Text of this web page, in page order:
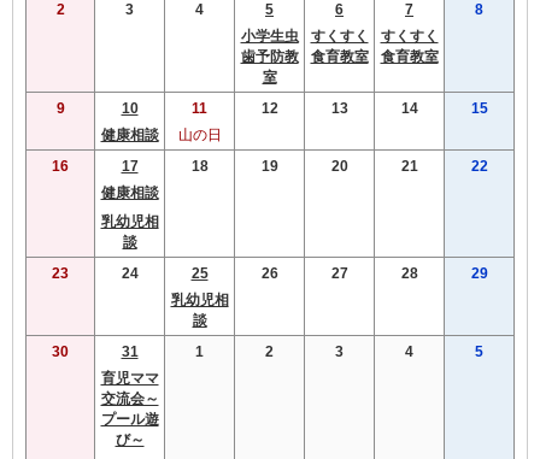
2 3 4
5
小学生虫
歯予防教
室
6
すくすく
食育教室
7
すくすく
食育教室
8
9
10
健康相談
11
山の日
12 13 14 15
16
17
健康相談
乳幼児相
談
18 19 20 21 22
23 24
25
乳幼児相
談
26 27 28 29
30
31
育児ママ
交流会～
プール遊
び～
1 2 3 4 5